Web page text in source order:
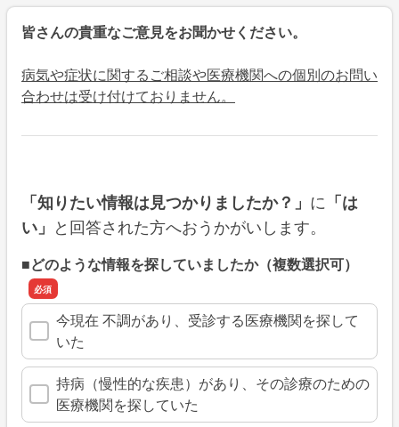
皆さんの貴重なご意見をお聞かせください。
病気や症状に関するご相談や医療機関への個別のお問い
合わせは受け付けておりません。
「知りたい情報は見つかりましたか？」 に 「は
い」 と回答された方へおうかがいします。
■どのような情報を探していましたか（複数選択可）
今現在 不調があり、受診する医療機関を探して
いた
持病（慢性的な疾患）があり、その診療のための
医療機関を探していた